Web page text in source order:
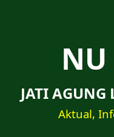
JATI AGUNG
Aktual,